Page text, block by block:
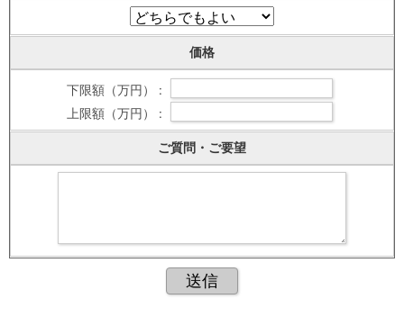
価格
下限額（万円） :
上限額（万円） :
ご質問・ご要望